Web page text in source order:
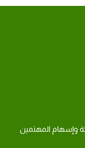
وإسهام المهتمين